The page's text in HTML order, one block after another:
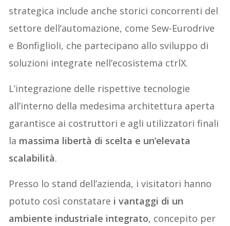
strategica include anche storici concorrenti del
settore dell’automazione, come Sew-Eurodrive
e Bonfiglioli, che partecipano allo sviluppo di
soluzioni integrate nell’ecosistema ctrlX.
L’integrazione delle rispettive tecnologie
all’interno della medesima architettura aperta
garantisce ai costruttori e agli utilizzatori finali
la massima libertà di scelta e un’elevata
scalabilità.
Presso lo stand dell’azienda, i visitatori hanno
potuto così constatare i vantaggi di un
ambiente industriale integrato, concepito per